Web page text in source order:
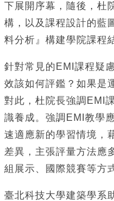
下展開序幕，隨後，杜
構，以及課程設計的藍
料分析』構建學院課程
針對常見的EMI課程疑
效該如何評鑑？如果是
對此，杜院長強調EMI
識養成。強調EMI教學
速適應新的學習情境，
差異，主張評量方法應
組展示、國際競賽等方
臺北科技大學建築學系